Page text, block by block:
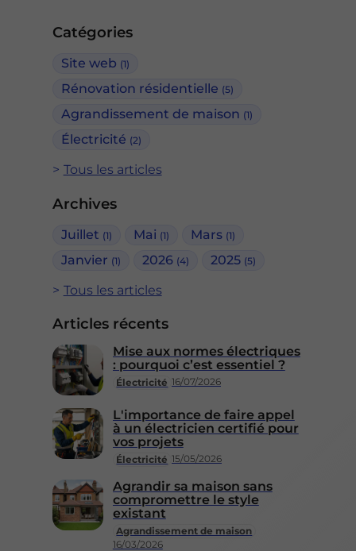
Catégories
Site web (1)
Rénovation résidentielle (5)
Agrandissement de maison (1)
Électricité (2)
Tous les articles
Archives
Juillet (1) Mai (1) Mars (1)
Janvier (1) 2026 (4) 2025 (5)
Tous les articles
Articles récents
Électricité 16/07/2026
Mise aux normes électriques
: pourquoi c’est essentiel ?
Électricité 15/05/2026
L'importance de faire appel
à un électricien certifié pour
vos projets
Agrandissement de maison
16/03/2026
Agrandir sa maison sans
compromettre le style
existant